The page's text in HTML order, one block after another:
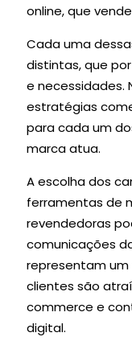
online, que
Cada uma
distintas, que
e necessidades.
estratégias
para cada um
marca atua.
A escolha dos
ferramentas de
revendedoras
comunicações
representam um
clientes são
commerce e
digital.